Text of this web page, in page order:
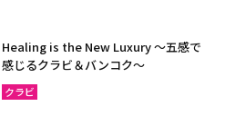
Healing is the New Luxury ～五感で
感じるクラビ＆バンコク～
クラビ